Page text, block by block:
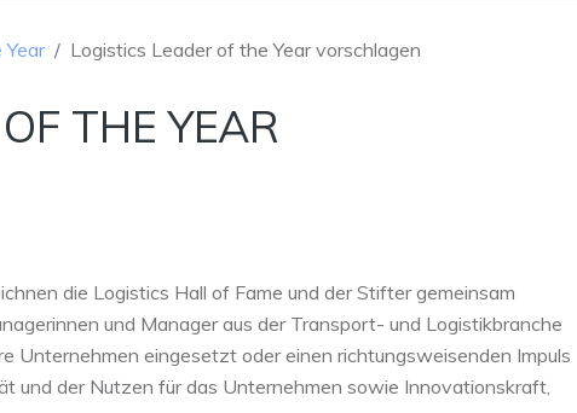
Logistics Leader of the Year vorschlagen
THE YEAR
die Logistics Hall of Fame und der Stifter gemeinsam
und Manager aus der Transport- und Logistikbranche
Unternehmen eingesetzt oder einen richtungsweisenden Impuls
und der Nutzen für das Unternehmen sowie Innovationskraft,